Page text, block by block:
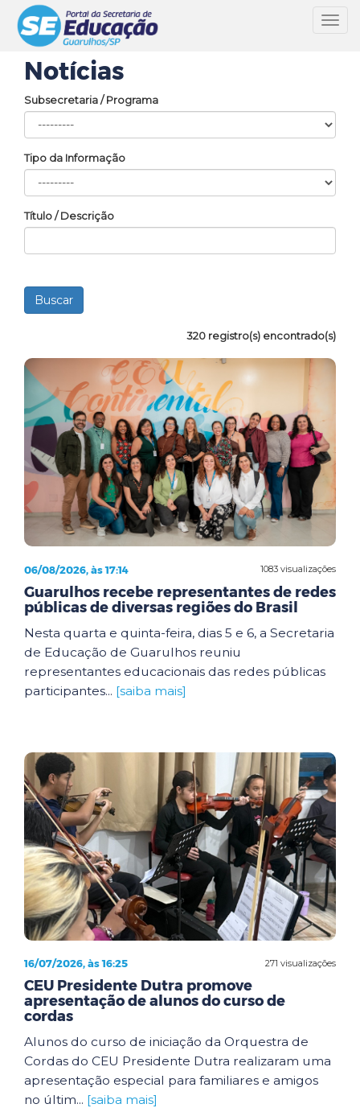
Notícias
Subsecretaria / Programa
Tipo da Informação
Título / Descrição
320 registro(s) encontrado(s)
1083 visualizações
06/08/2026, às 17:14
Guarulhos recebe representantes de redes
públicas de diversas regiões do Brasil
Nesta quarta e quinta-feira, dias 5 e 6, a Secretaria
de Educação de Guarulhos reuniu
representantes educacionais das redes públicas
participantes... [saiba mais]
271 visualizações
16/07/2026, às 16:25
CEU Presidente Dutra promove
apresentação de alunos do curso de
cordas
Alunos do curso de iniciação da Orquestra de
Cordas do CEU Presidente Dutra realizaram uma
apresentação especial para familiares e amigos
no últim... [saiba mais]